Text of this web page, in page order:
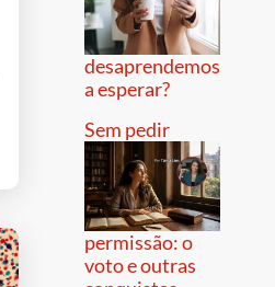
desaprendemos
a esperar?
Sem pedir
permissão: o
voto e outras